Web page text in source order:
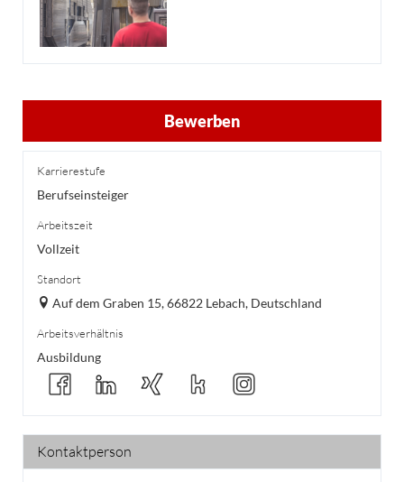
Bewerben
Karrierestufe
Berufseinsteiger
Arbeitszeit
Vollzeit
Standort
Auf dem Graben 15, 66822 Lebach, Deutschland
Arbeitsverhältnis
Ausbildung
Kontaktperson